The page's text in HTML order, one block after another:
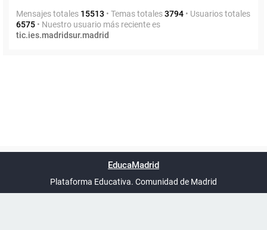
Mensajes totales 15513 • Temas totales3794 • Usuarios totales
6575 • Nuestro usuario más reciente es
tic.ies.madridsur.madrid
UTC+02:00
phpBB España
EducaMadrid
Plataforma Educativa. Comunidad de Madrid